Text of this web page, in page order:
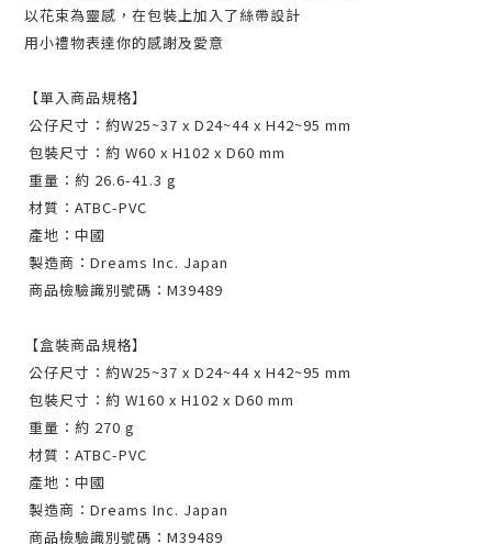
以花束為靈感，在包裝上加入了絲帶設計
用小禮物表達你的感謝及愛意
【單入商品規格】
公仔尺寸：約W25~37 x D24~44 x H42~95 mm
包裝尺寸：約 W60 x H102 x D60 mm
重量：約 26.6-41.3 g
材質：ATBC-PVC
產地：中國
製造商：Dreams Inc. Japan
商品檢驗識別號碼：M39489
【盒裝商品規格】
公仔尺寸：約W25~37 x D24~44 x H42~95 mm
包裝尺寸：約 W160 x H102 x D60 mm
重量：約 270 g
材質：ATBC-PVC
產地：中國
製造商：Dreams Inc. Japan
商品檢驗識別號碼：M39489